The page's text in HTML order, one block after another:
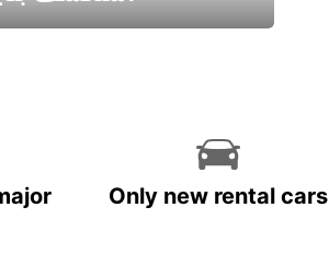
Only new rental cars